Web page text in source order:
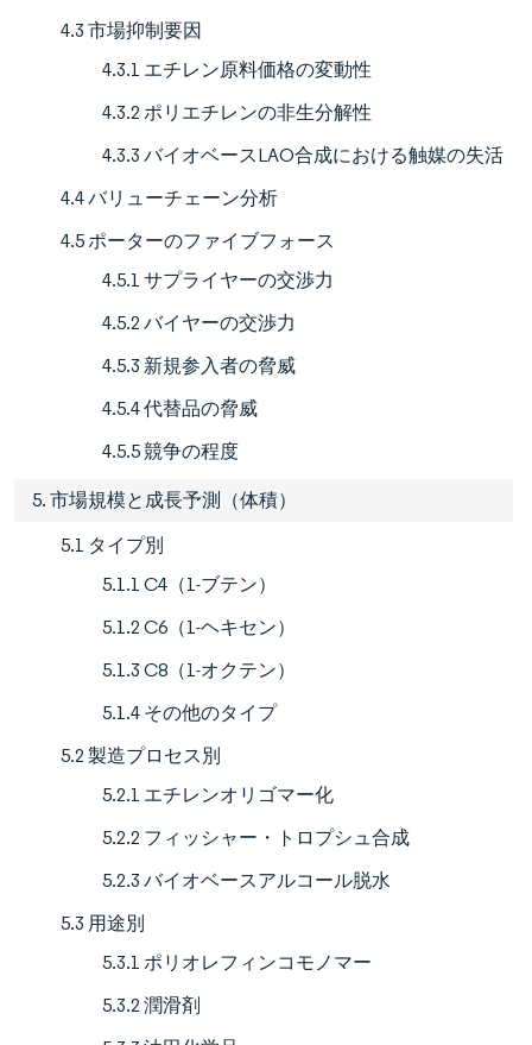
4.3 市場抑制要因
4.3.1 エチレン原料価格の変動性
4.3.2 ポリエチレンの非生分解性
4.3.3 バイオベースLAO合成における触媒の失活
4.4 バリューチェーン分析
4.5 ポーターのファイブフォース
4.5.1 サプライヤーの交渉力
4.5.2 バイヤーの交渉力
4.5.3 新規参入者の脅威
4.5.4 代替品の脅威
4.5.5 競争の程度
5. 市場規模と成長予測（体積）
5.1 タイプ別
5.1.1 C4（1-ブテン）
5.1.2 C6（1-ヘキセン）
5.1.3 C8（1-オクテン）
5.1.4 その他のタイプ
5.2 製造プロセス別
5.2.1 エチレンオリゴマー化
5.2.2 フィッシャー・トロプシュ合成
5.2.3 バイオベースアルコール脱水
5.3 用途別
5.3.1 ポリオレフィンコモノマー
5.3.2 潤滑剤